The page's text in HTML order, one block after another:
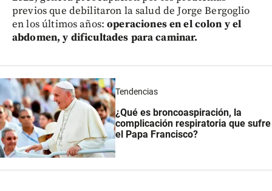
previos que debilitaron la salud de Jorge Bergoglio
en los últimos años:operaciones en el colon y el
abdomen, y dificultades para caminar.
Tendencias
¿Qué es broncoaspiración, la
complicación respiratoria que sufre
el Papa Francisco?